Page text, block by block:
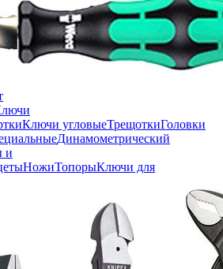
Ключи угловыеТрещоткиГоловки
Динамометрический
и
НожиТопорыКлючи для